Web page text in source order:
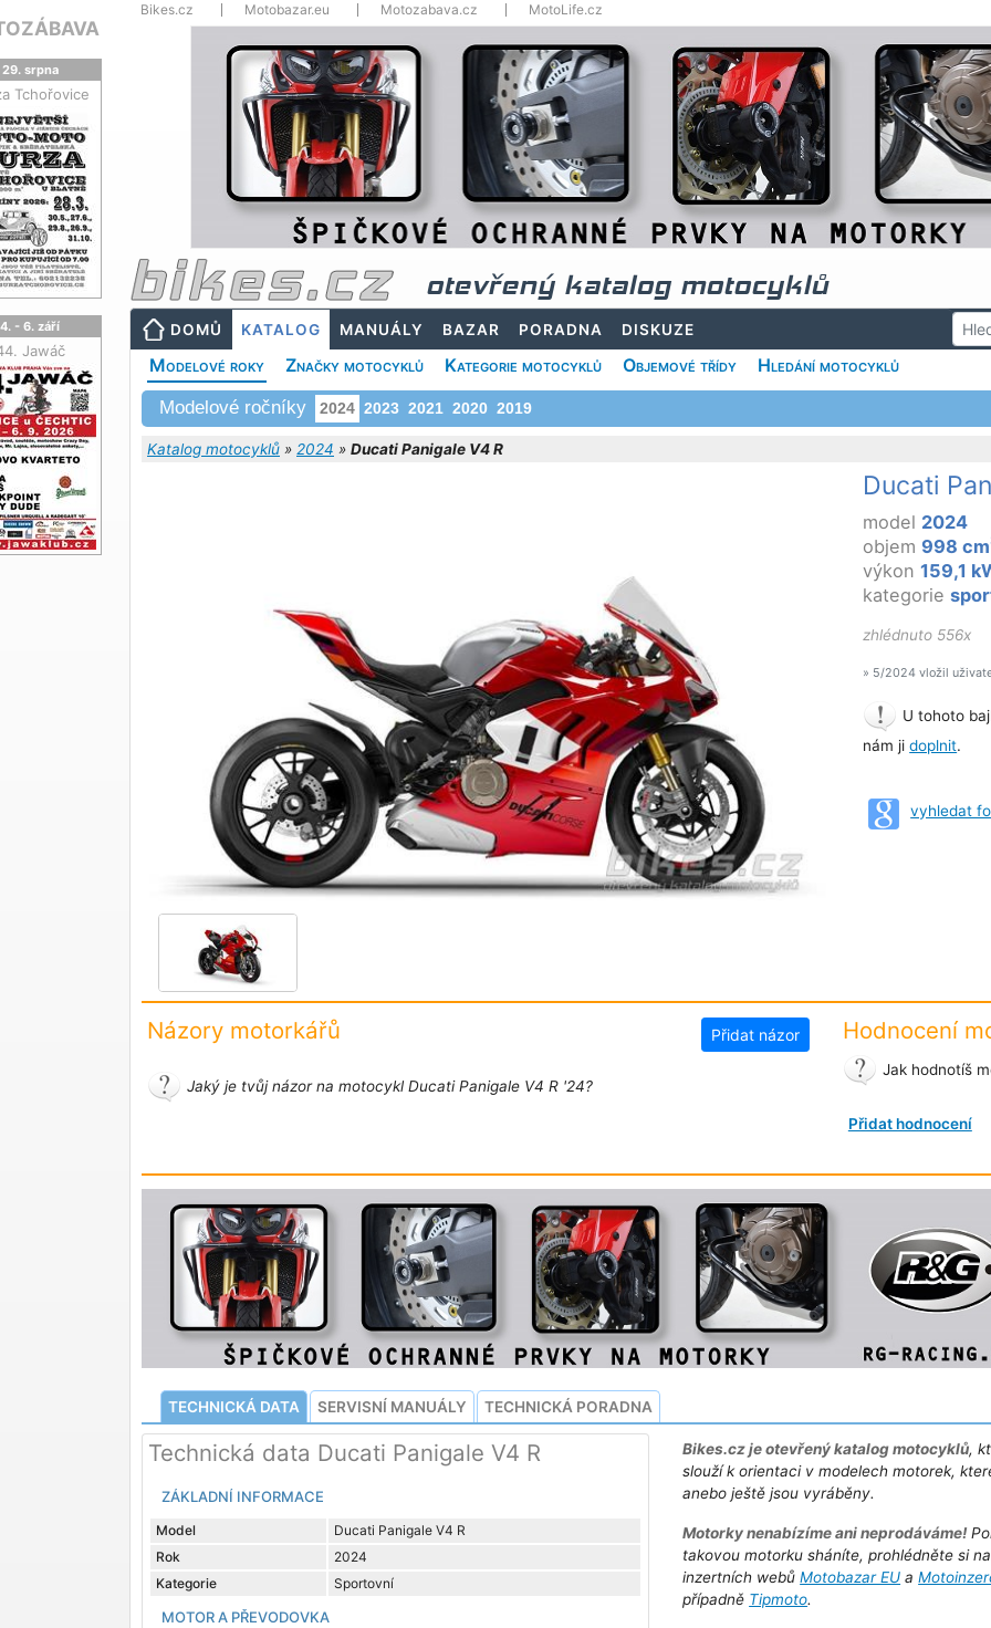
Bikes.cz Motobazar.eu Motozabava.cz MotoLife.cz
otevřený katalog motocyklů
DOMŮ KATALOG MANUÁLY BAZAR PORADNA DISKUZE
Modelové roky Značky motocyklů Kategorie motocyklů Objemové třídy Hledání motocyklů
Modelové ročníky 2024 2023 2021 2020 2019
Katalog motocyklů » 2024 » Ducati Panigale V4 R
Ducati
model 2024
objem 998 cm
výkon159,1
kategorie
zhlédnuto 556x
» 5/2024 vložil
U tohoto
nám jidoplnit.
vyhledat
Názory motorkářů Přidat názor
Jaký je tvůj názor na motocykl Ducati Panigale V4 R '24?
Hodnocení
Jak hodnotíš
Přidat hodnocení
TECHNICKÁ DATA SERVISNÍ MANUÁLY TECHNICKÁ PORADNA
Technická data Ducati Panigale V4 R
ZÁKLADNÍ INFORMACE
Model
Ducati Panigale V4 R
Rok
2024
Kategorie
Sportovní
MOTOR A PŘEVODOVKA
Bikes.cz je otevřený katalog motocyklů,
slouží k orientaci v modelech motorek,
anebo ještě jsou vyráběny.
Motorky nenabízíme ani neprodáváme!
takovou motorku sháníte, prohlédněte si
inzertních webůMotobazar EU a
případně Tipmoto.
29. srpna
Tchořovice
4. - 6. září
Jawáč